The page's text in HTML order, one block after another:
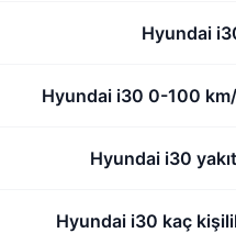
Hyundai
Hyundai i30 0-100 km/
Hyundai i30
Hyundai i30 kaç